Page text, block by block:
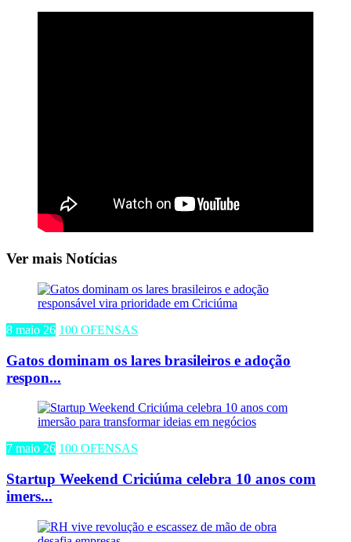
Ver mais Notícias
8 maio 26 100 OFENSAS
Gatos dominam os lares brasileiros e adoção
respon...
7 maio 26 100 OFENSAS
Startup Weekend Criciúma celebra 10 anos com
imers...